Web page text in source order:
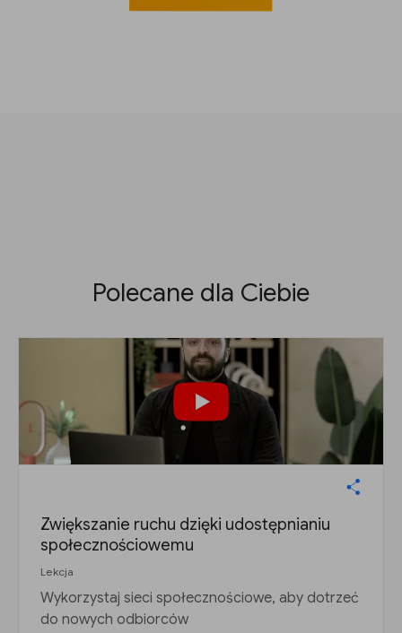
Polecane dla Ciebie
Zwiększanie ruchu dzięki udostępnianiu
społecznościowemu
Lekcja
Wykorzystaj sieci społecznościowe, aby dotrzeć
do nowych odbiorców